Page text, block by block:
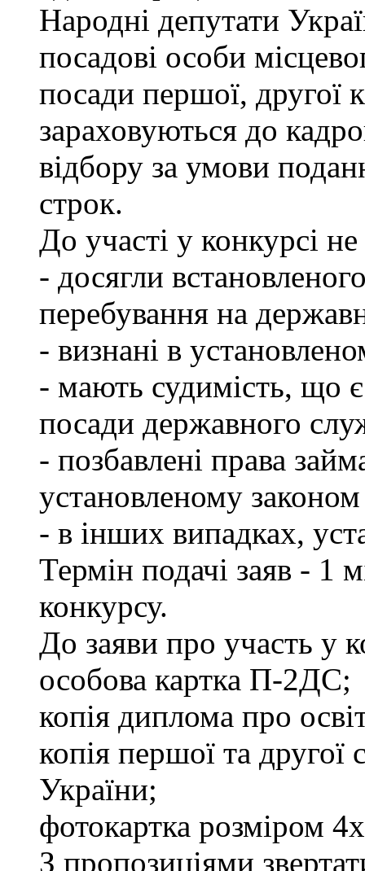
Народні депутати
посадові особи
посади першої, другої
зараховуються до
відбору за умови
строк.
До участі у конкурсі
- досягли
перебування на
- визнані в
- мають судимість, що
посади державного
- позбавлені права
установленому
- в інших випадках,
Термін подачі заяв - 1
конкурсу.
До заяви про участь у
особова картка П-2ДС;
копія диплома про
копія першої та другої
України;
фотокартка розміром
З пропозиціями